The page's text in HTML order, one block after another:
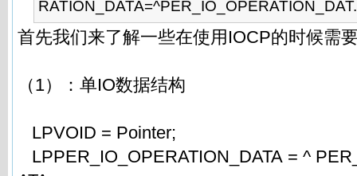
首先我们来了解一些在使用IOCP的时候需
（1）：单IO数据结构
LPVOID = Pointer;
LPPER_IO_OPERATION_DATA = ^